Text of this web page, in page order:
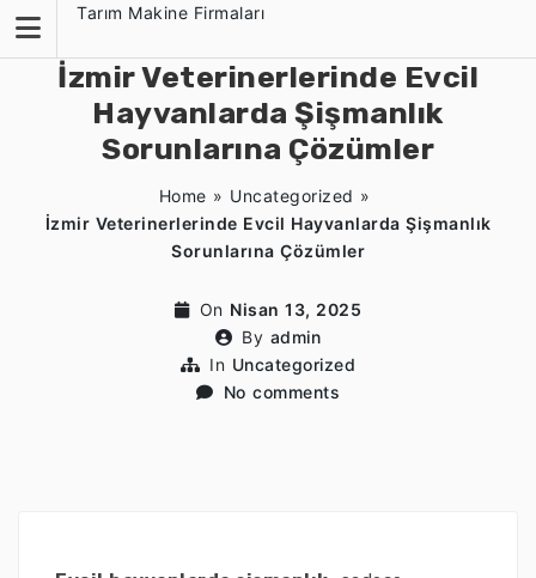
content
Tarım Makine Firmaları
İzmir Veterinerlerinde Evcil
Hayvanlarda Şişmanlık
Sorunlarına Çözümler
Home » Uncategorized »
İzmir Veterinerlerinde Evcil Hayvanlarda Şişmanlık
Sorunlarına Çözümler
On Nisan 13, 2025
By admin
In Uncategorized
No comments